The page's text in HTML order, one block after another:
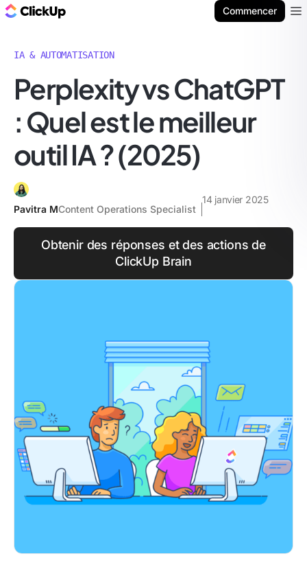
Commencer
IA & AUTOMATISATION
Perplexity vs ChatGPT
: Quel est le meilleur
outil IA ? (2025)
Pavitra MContent Operations Specialist
14 janvier 2025
Obtenir des réponses et des actions de
ClickUp Brain